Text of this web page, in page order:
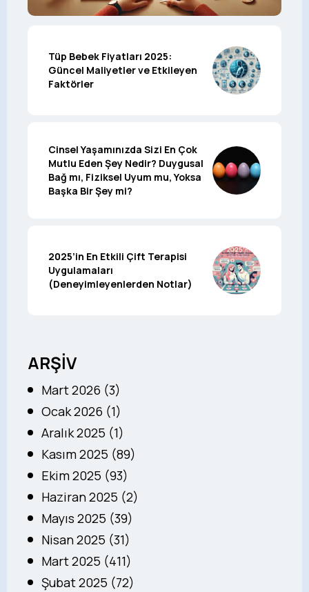
Tüp Bebek Fiyatları 2025:
Güncel Maliyetler ve Etkileyen
Faktörler
Cinsel Yaşamınızda Sizi En Çok
Mutlu Eden Şey Nedir? Duygusal
Bağ mı, Fiziksel Uyum mu, Yoksa
Başka Bir Şey mi?
2025’in En Etkili Çift Terapisi
Uygulamaları
(Deneyimleyenlerden Notlar)
ARŞİV
Mart 2026 (3)
Ocak 2026 (1)
Aralık 2025 (1)
Kasım 2025 (89)
Ekim 2025 (93)
Haziran 2025 (2)
Mayıs 2025 (39)
Nisan 2025 (31)
Mart 2025 (411)
Şubat 2025 (72)